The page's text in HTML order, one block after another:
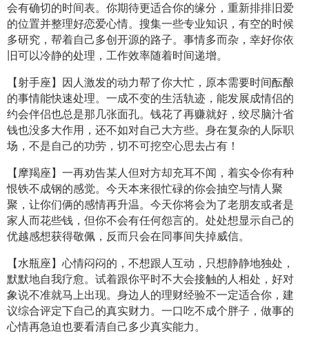
会有确切的时间表。你期待更适合你的缘分，重新排排旧爱
的位置并整理好恋爱心情。搜集一些专业知识，有空的时候
多研究，帮着自己多创开源的路子。事情多而杂，幸好你依
旧可以冷静的处理，工作效率随着时间递增。
【射手座】因人激发的动力帮了你大忙，原本需要时间酝酿
的事情能快速处理。一成不变的生活轨迹，能发展成情侣的
约会伴侣也总是那几张面孔。钱花了再赚就好，绞尽脑汁省
钱也没多大作用，还不如对自己大方些。身在复杂的人际职
场，不是自己的功劳，切不可挖空心思去占有！
【摩羯座】一再劝告某人但对方却充耳不闻，着实令你有种
恨铁不成钢的感觉。今天本来很忙碌的你会抽空与情人聚
聚，让你们俩的感情再升温。今天你将会为了老朋友或者是
家人而花些钱，但你不会有任何怨言的。处处想显示自己的
优越感想获得敬佩，反而只会在同事间失掉威信。
【水瓶座】心情闷闷的，不想跟人互动，只想静静地独处，
默默地自我疗愈。试着跟你平时不大会接触的人相处，好对
象说不准就马上出现。身边人的理财经验不一定适合你，建
议综合评定下自己的真实财力。一口吃不成个胖子，做事的
心情再急迫也要看清自己多少真实能力。